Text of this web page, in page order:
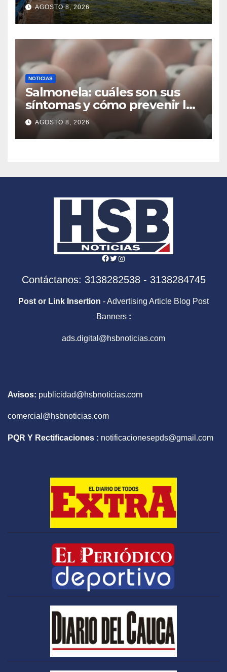
residuos agrícolas
AGOSTO 8, 2026
NOTICIAS
Salmonela: cuáles son sus
síntomas y cómo prevenir las
infecciones alimentarias
AGOSTO 8, 2026
Facebook
Twitter
Instagram
Contáctanos: 3138282538 - 3138284745
Post or Link Insertion - Advertising Article Blog Post
Banners :
ads.digital@hsbnoticias.com
Avisos: publicidad@hsbnoticias.com
comercial@hsbnoticias.com
PQR Y Rectificaciones : notificacionesepds@gmail.com